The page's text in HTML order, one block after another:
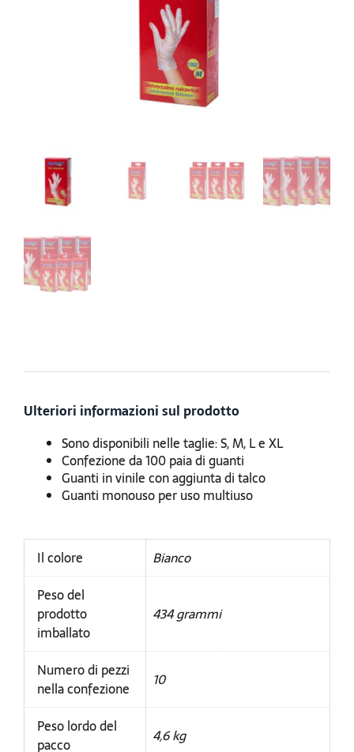
Ulteriori informazioni sul prodotto
Sono disponibili nelle taglie: S, M, L e XL
Confezione da 100 paia di guanti
Guanti in vinile con aggiunta di talco
Guanti monouso per uso multiuso
Il colore
Bianco
Peso del
prodotto
imballato
434 grammi
Numero di pezzi
nella confezione
10
Peso lordo del
pacco
4,6 kg